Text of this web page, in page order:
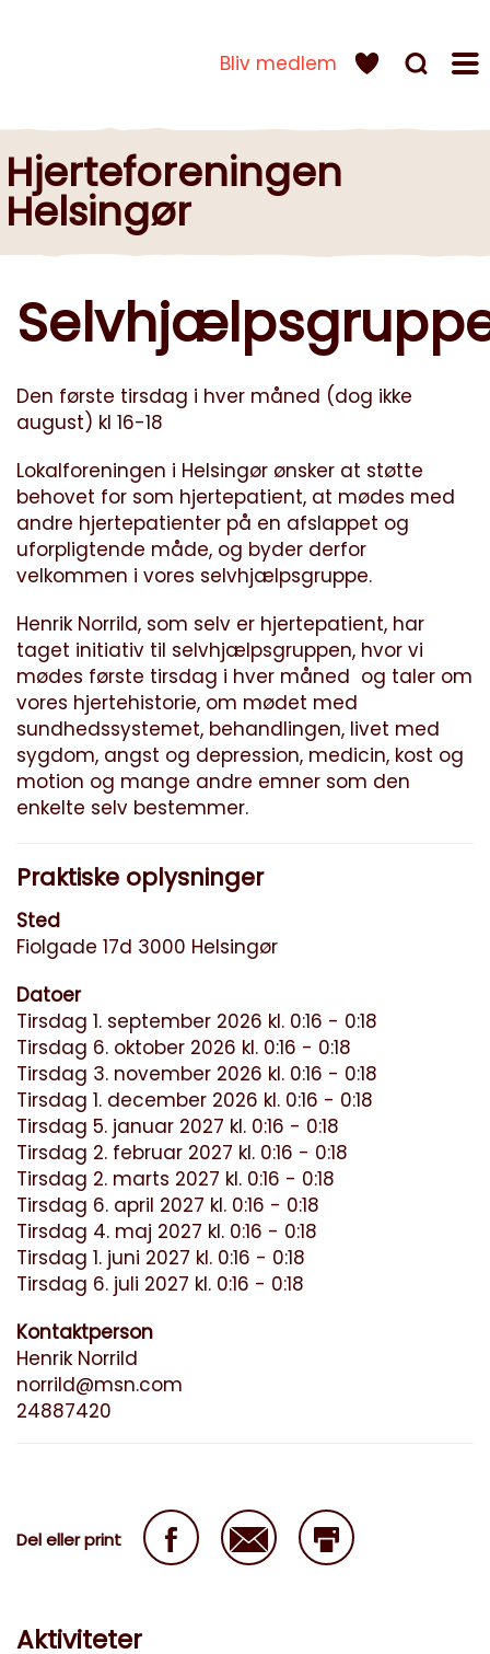
Bliv medlem
Hjerteforeningen
Helsingør
Den første tirsdag i hver måned (dog ikke
august) kl 16-18
Lokalforeningen i Helsingør ønsker at støtte
behovet for som hjertepatient, at mødes med
andre hjertepatienter på en afslappet og
uforpligtende måde, og byder derfor
velkommen i vores selvhjælpsgruppe.
Henrik Norrild, som selv er hjertepatient, har
taget initiativ til selvhjælpsgruppen, hvor vi
mødes første tirsdag i hver måned og taler om
vores hjertehistorie, om mødet med
sundhedssystemet, behandlingen, livet med
sygdom, angst og depression, medicin, kost og
motion og mange andre emner som den
enkelte selv bestemmer.
Praktiske oplysninger
Sted
Fiolgade 17d 3000 Helsingør
Datoer
Tirsdag 1. september 2026 kl. 0:16 - 0:18
Tirsdag 6. oktober 2026 kl. 0:16 - 0:18
Tirsdag 3. november 2026 kl. 0:16 - 0:18
Tirsdag 1. december 2026 kl. 0:16 - 0:18
Tirsdag 5. januar 2027 kl. 0:16 - 0:18
Tirsdag 2. februar 2027 kl. 0:16 - 0:18
Tirsdag 2. marts 2027 kl. 0:16 - 0:18
Tirsdag 6. april 2027 kl. 0:16 - 0:18
Tirsdag 4. maj 2027 kl. 0:16 - 0:18
Tirsdag 1. juni 2027 kl. 0:16 - 0:18
Tirsdag 6. juli 2027 kl. 0:16 - 0:18
Kontaktperson
Henrik Norrild
norrild@msn.com
24887420
Del eller print
Aktiviteter